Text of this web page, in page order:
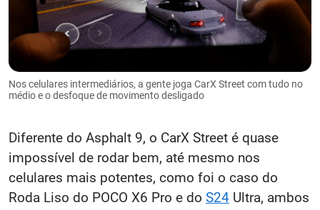
Nos celulares intermediários, a gente joga CarX Street com tudo no
médio e o desfoque de movimento desligado
Diferente do Asphalt 9, o CarX Street é quase
impossível de rodar bem, até mesmo nos
celulares mais potentes, como foi o caso do
Roda Liso do POCO X6 Pro e do S24 Ultra, ambos